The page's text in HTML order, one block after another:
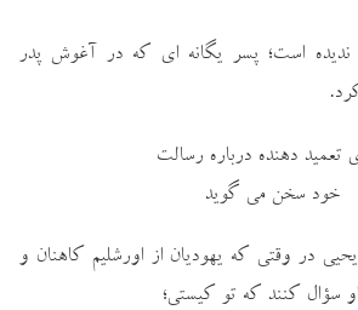
نديده است؛ پسر يگانه اي كه در آغوش پدر
تعميد دهنده درباره رسالت
خود سخن مي گويد
در وقتي كه يهوديان از اورشليم كاهنان و
او سؤال كنند كه تو كيستي؛